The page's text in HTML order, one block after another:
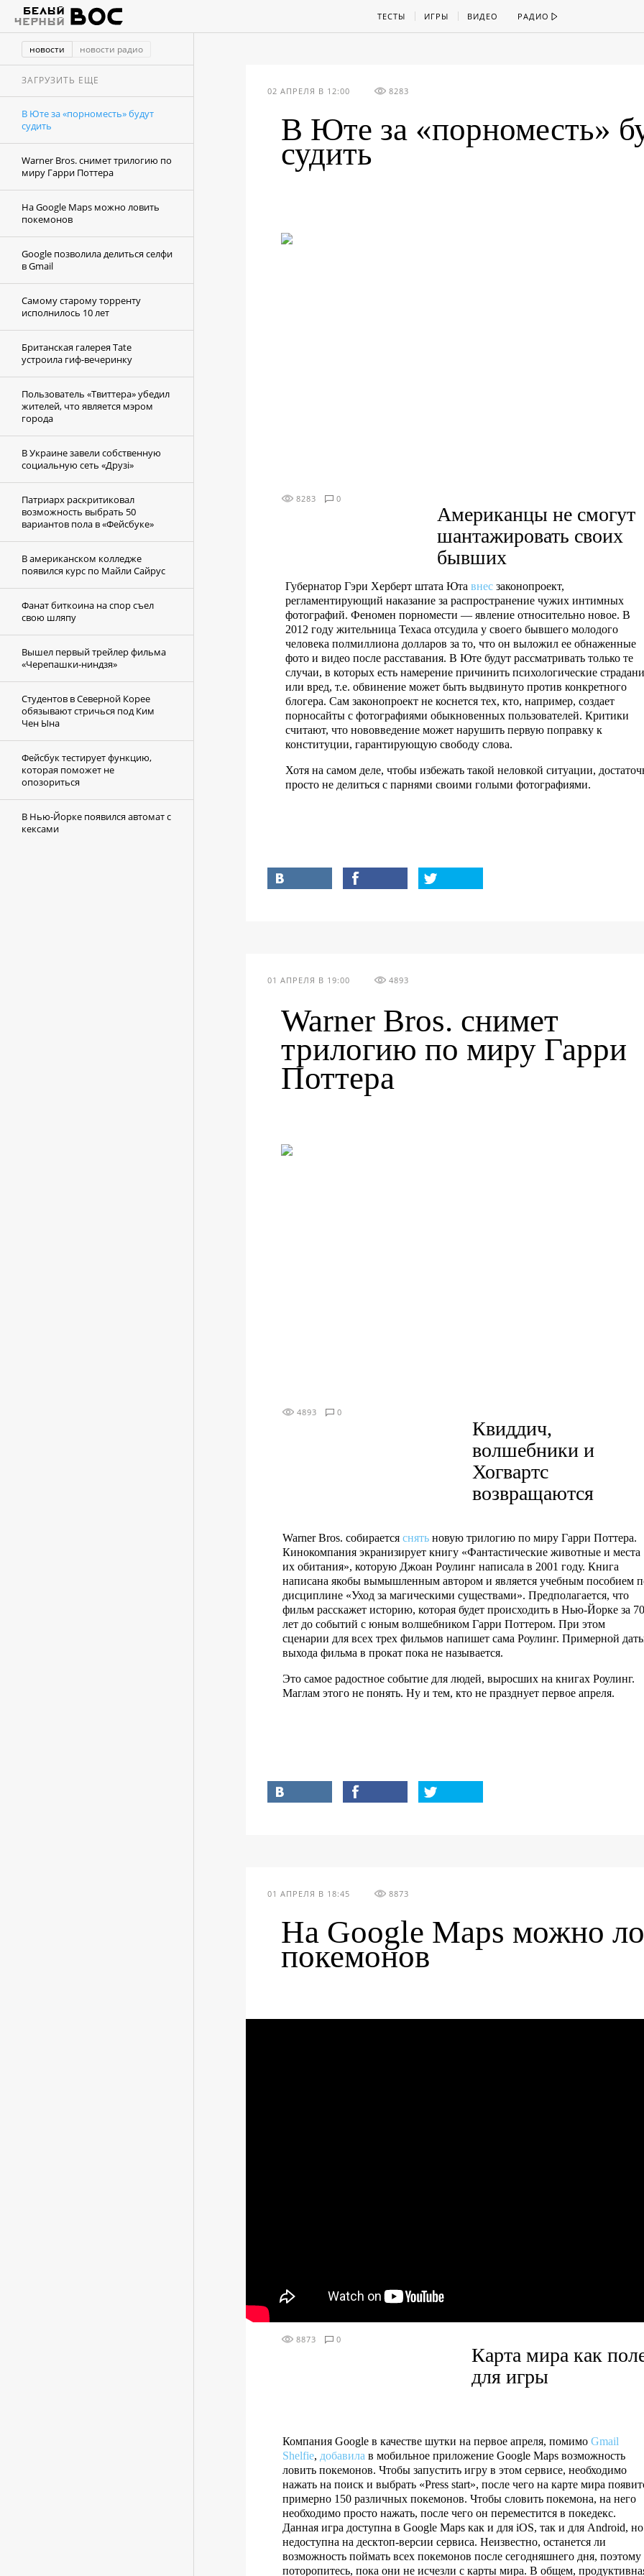
ТЕСТЫ ИГРЫ ВИДЕО РАДИО
новости новости радио
ЗАГРУЗИТЬ ЕЩЕ
В Юте за «порноместь» будут
судить
Warner Bros. снимет трилогию по
миру Гарри Поттера
На Google Maps можно ловить
покемонов
Google позволила делиться селфи
в Gmail
Самому старому торренту
исполнилось 10 лет
Британская галерея Tate
устроила гиф-вечеринку
Пользователь «Твиттера» убедил
жителей, что является мэром
города
В Украине завели собственную
социальную сеть «Друзi»
Патриарх раскритиковал
возможность выбрать 50
вариантов пола в «Фейсбуке»
В американском колледже
появился курс по Майли Сайрус
Фанат биткоина на спор съел
свою шляпу
Вышел первый трейлер фильма
«Черепашки-ниндзя»
Студентов в Северной Корее
обязывают стричься под Ким
Чен Ына
Фейсбук тестирует функцию,
которая поможет не
опозориться
В Нью-Йорке появился автомат с
кексами
02 АПРЕЛЯ В 12:00 8283
В Юте за «порноместь»
судить
8283 0
Американцы не смогут
шантажировать своих
бывших
Губернатор Гэри Херберт штата Юта внес законопроект,
регламентирующий наказание за распространение чужих интимных
фотографий. Феномен порномести — явление относительно новое. В
2012 году жительница Техаса отсудила у своего бывшего молодого
человека полмиллиона долларов за то, что он выложил ее обнаженные
фото и видео после расставания. В Юте будут рассматривать только те
случаи, в которых есть намерение причинить психологические
или вред, т.е. обвинение может быть выдвинуто против конкретного
блогера. Сам законопроект не коснется тех, кто, например, создает
порносайты с фотографиями обыкновенных пользователей. Критики
считают, что нововведение может нарушить первую поправку к
конституции, гарантирующую свободу слова.
Хотя на самом деле, чтобы избежать такой неловкой ситуации,
просто не делиться с парнями своими голыми фотографиями.
01 АПРЕЛЯ В 19:00 4893
Warner Bros. снимет
трилогию по миру Гарри
Поттера
4893 0
Квиддич,
волшебники и
Хогвартс
возвращаются
Warner Bros. собирается снять новую трилогию по миру Гарри Поттера.
Кинокомпания экранизирует книгу «Фантастические животные и места
их обитания», которую Джоан Роулинг написала в 2001 году. Книга
написана якобы вымышленным автором и является учебным пособием
дисциплине «Уход за магическими существами». Предполагается, что
фильм расскажет историю, которая будет происходить в Нью-Йорке за 70
лет до событий с юным волшебником Гарри Поттером. При этом
сценарии для всех трех фильмов напишет сама Роулинг. Примерной
выхода фильма в прокат пока не называется.
Это самое радостное событие для людей, выросших на книгах Роулинг.
Маглам этого не понять. Ну и тем, кто не празднует первое апреля.
01 АПРЕЛЯ В 18:45 8873
На Google Maps можно
покемонов
8873 0
Карта мира как
для игры
Компания Google в качестве шутки на первое апреля, помимо Gmail
Shelfie, добавила в мобильное приложение Google Maps возможность
ловить покемонов. Чтобы запустить игру в этом сервисе, необходимо
нажать на поиск и выбрать «Press start», после чего на карте мира
примерно 150 различных покемонов. Чтобы словить покемона, на него
необходимо просто нажать, после чего он переместится в покедекс.
Данная игра доступна в Google Maps как и для iOS, так и для Android, но
недоступна на десктоп-версии сервиса. Неизвестно, останется ли
возможность поймать всех покемонов после сегодняшнего дня, поэтому
поторопитесь, пока они не исчезли с карты мира. В общем,